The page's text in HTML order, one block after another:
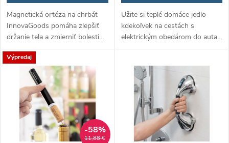
Magnetická ortéza na chrbát
InnovaGoods pomáha zlepšiť
držanie tela a zmierniť bolesti
chrbta pomocou 12
zabudovaných magnetov a
ergonomického dizajnu. Je
nastaviteľná, pohodlná a
diskrétna pod oblečením,
vhodná pre každodenné
nosenie.
Užite si teplé domáce jedlo
kdekoľvek na cestách s
elektrickým obedárom do auta
Carunch! Stačí ho pripojiť do
rýchlo a jednoducho. Perfektné
riešenie pre vodičov,
cestovateľov a pracujúcich v
teréne.
Výpredaj
11,88 €
-58%